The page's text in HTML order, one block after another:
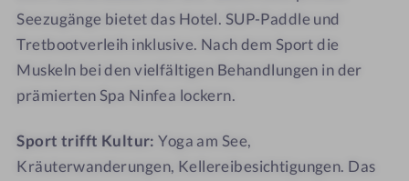
T
E
N
Seezugänge bietet das Hotel. SUP-Paddle und
Tretbootverleih inklusive. Nach dem Sport die
Muskeln bei den vielfältigen Behandlungen in der
prämierten Spa Ninfea lockern.
Sport trifft Kultur: Yoga am See,
Kräuterwanderungen, Kellereibesichtigungen. Das